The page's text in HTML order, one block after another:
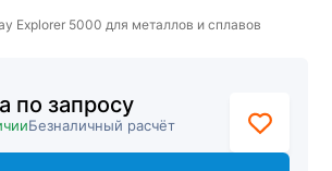
Explorer 5000 для металлов и сплавов
по запросу
Безналичный расчёт